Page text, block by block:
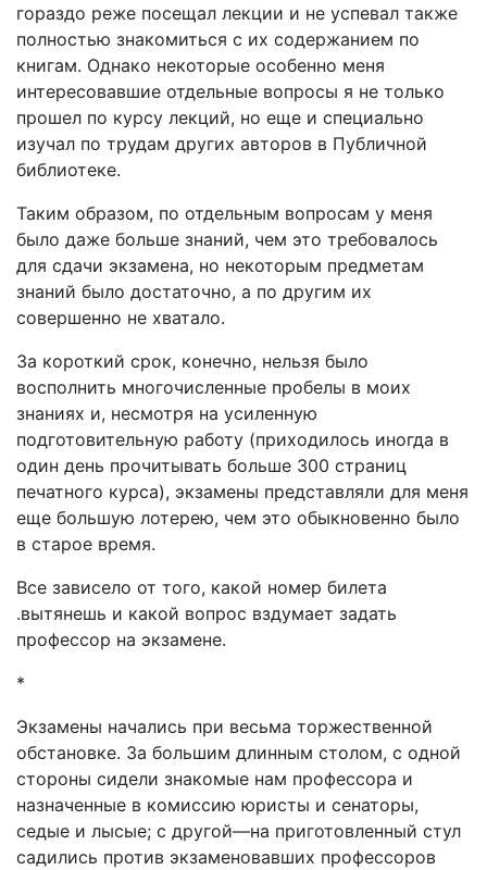
гораздо реже посещал лекции и не успевал также
полностью знакомиться с их содержанием по
книгам. Однако некоторые особенно меня
интересовавшие отдельные вопросы я не только
прошел по курсу лекций, но еще и специально
изучал по трудам других авторов в Публичной
библиотеке.
Таким образом, по отдельным вопросам у меня
было даже больше знаний, чем это требовалось
для сдачи экзамена, но некоторым предметам
знаний было достаточно, а по другим их
совершенно не хватало.
За короткий срок, конечно, нельзя было
восполнить многочисленные пробелы в моих
знаниях и, несмотря на усиленную
подготовительную работу (приходилось иногда в
один день прочитывать больше 300 страниц
печатного курса), экзамены представляли для меня
еще большую лотерею, чем это обыкновенно было
в старое время.
Все зависело от того, какой номер билета
.вытянешь и какой вопрос вздумает задать
профессор на экзамене.
*
Экзамены начались при весьма торжественной
обстановке. За большим длинным столом, с одной
стороны сидели знакомые нам профессора и
назначенные в комиссию юристы и сенаторы,
седые и лысые; с другой—на приготовленный стул
садились против экзаменовавших профессоров